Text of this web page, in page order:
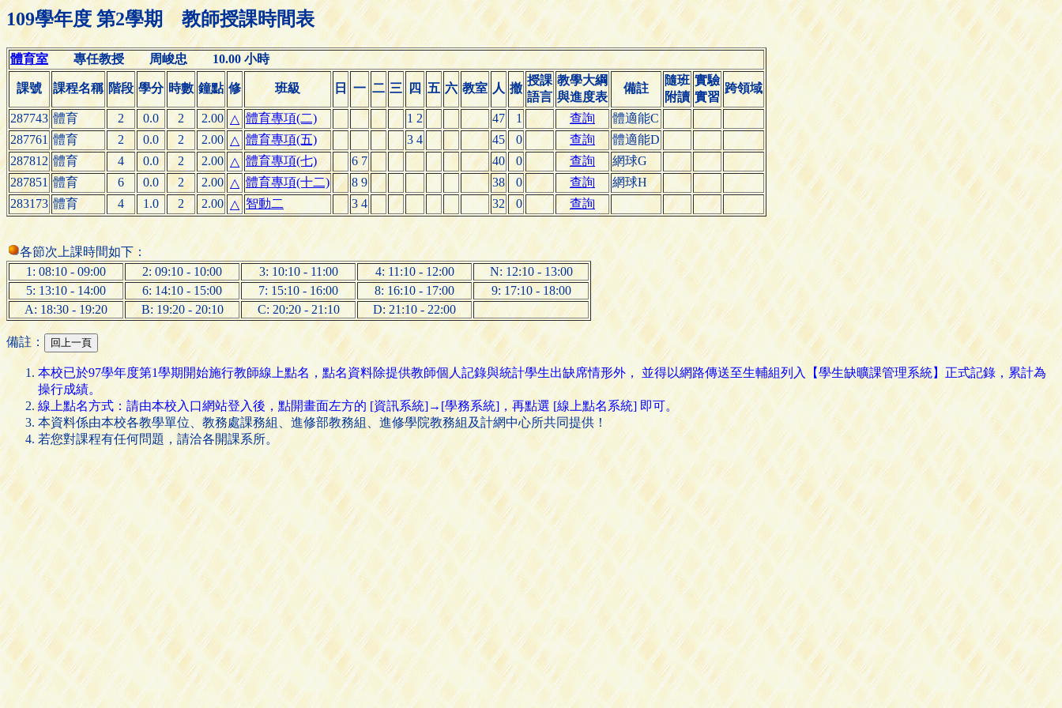
109學年度 第2學期 教師授課時間表
體育室專任教授 周峻忠 10.00 小時
課號 課程名稱 階段 學分 時數 鐘點 修 班級 日 一 二 三 四 五 六 教室 人 撤
授課
語言
教學大綱
與進度表
備註
隨班
附讀
實驗
實習
跨領域
287743 體育 2 0.0 2 2.00 △ 體育專項(二) 1 2 47 1 查詢
體適能C
287761 體育 2 0.0 2 2.00 △ 體育專項(五) 3 4 45 0 查詢
體適能D
287812 體育 4 0.0 2 2.00 △ 體育專項(七) 6 7 40 0 查詢
網球G
287851 體育 6 0.0 2 2.00 △ 體育專項(十二) 8 9 38 0 查詢
網球H
283173 體育 4 1.0 2 2.00 △ 智動二 3 4 32 0 查詢
各節次上課時間如下：
1: 08:10 - 09:00
2: 09:10 - 10:00 3: 10:10 - 11:00 4: 11:10 - 12:00
N: 12:10 - 13:00
5: 13:10 - 14:00
6: 14:10 - 15:00 7: 15:10 - 16:00 8: 16:10 - 17:00
9: 17:10 - 18:00
A: 18:30 - 19:20
B: 19:20 - 20:10 C: 20:20 - 21:10 D: 21:10 - 22:00
備註：
本校已於97學年度第1學期開始施行教師線上點名，點名資料除提供教師個人記錄與統計學生出缺席情形外， 並得以網路傳送至生輔組列入【學生缺曠課管理系統】正式記錄，累計為
操行成績。
線上點名方式：請由本校入口網站登入後，點開畫面左方的 [資訊系統]→[學務系統]，再點選 [線上點名系統] 即可。
本資料係由本校各教學單位、教務處課務組、進修部教務組、進修學院教務組及計網中心所共同提供！
若您對課程有任何問題，請洽各開課系所。